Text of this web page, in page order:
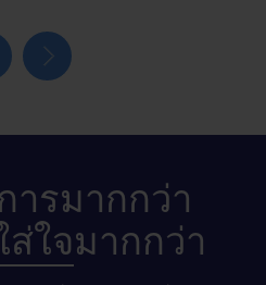
ารมากกว่า
ส่ใจมากกว่า